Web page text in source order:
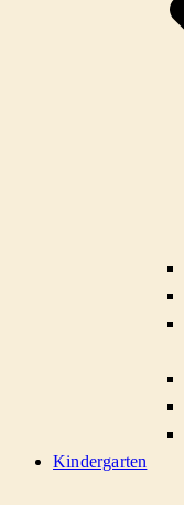
Kindergarten